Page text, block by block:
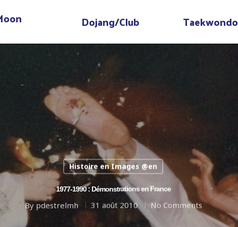
Dojang/Club Taekwondo
Histoire en Images @en
1977-1990 : Démonstrations en France
Bypdestrelmh 31 août 2010 No Comments